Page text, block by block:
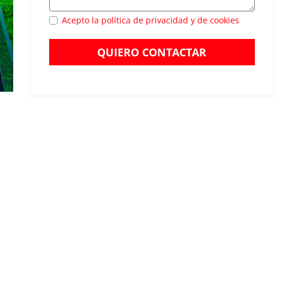
Acepto la política de privacidad y de cookies
QUIERO CONTACTAR